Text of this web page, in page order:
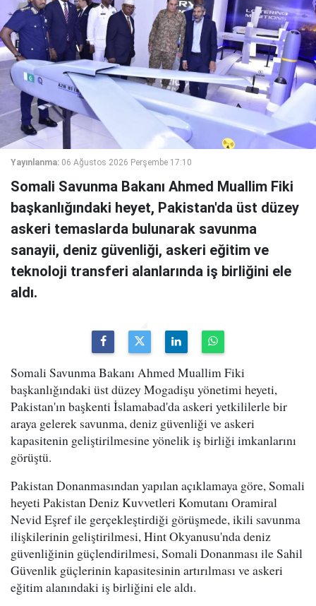
Yayınlanma: 06 Ağustos 2026 Perşembe 17:10
Somali Savunma Bakanı Ahmed Muallim Fiki
başkanlığındaki heyet, Pakistan'da üst düzey
askeri temaslarda bulunarak savunma
sanayii, deniz güvenliği, askeri eğitim ve
teknoloji transferi alanlarında iş birliğini ele
aldı.
Somali Savunma Bakanı Ahmed Muallim Fiki
başkanlığındaki üst düzey Mogadişu yönetimi heyeti,
Pakistan'ın başkenti İslamabad'da askeri yetkililerle bir
araya gelerek savunma, deniz güvenliği ve askeri
kapasitenin geliştirilmesine yönelik iş birliği imkanlarını
görüştü.
Pakistan Donanmasından yapılan açıklamaya göre, Somali
heyeti Pakistan Deniz Kuvvetleri Komutanı Oramiral
Nevid Eşref ile gerçekleştirdiği görüşmede, ikili savunma
ilişkilerinin geliştirilmesi, Hint Okyanusu'nda deniz
güvenliğinin güçlendirilmesi, Somali Donanması ile Sahil
Güvenlik güçlerinin kapasitesinin artırılması ve askeri
eğitim alanındaki iş birliğini ele aldı.